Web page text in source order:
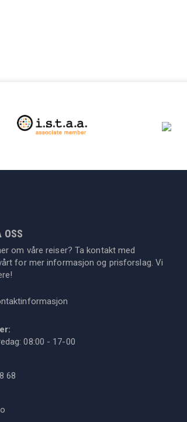
OSS
om våre reiser? Ta kontakt med
for mer informasjon og prisforslag. Vi
08:00 - 17-00
68